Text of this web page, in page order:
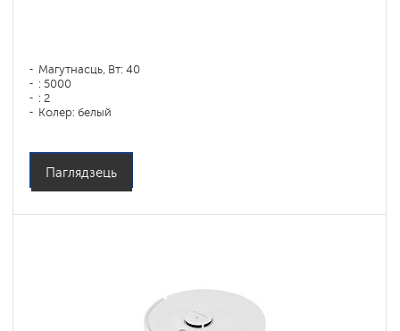
Магутнасць, Вт: 40
: 5000
: 2
Колер: белый
Паглядзець